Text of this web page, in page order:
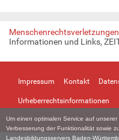
Um einen optimalen Service auf
Verbesserung der Funktionalität sowie
Landesbildungsservers Baden-
Menschenrechtsverletzungen
Informationen und Links,
Impressum Kontakt
Urheberrechtsinformationen